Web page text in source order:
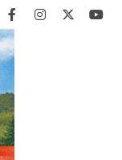
facebookinstagram
twitter